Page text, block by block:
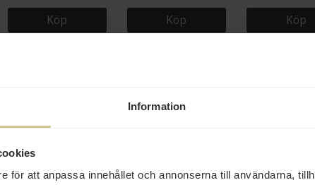
Information
för att anpassa innehållet och annonserna till användarna,
Köp Köp Köp
75 kr 56 kr 65 kr